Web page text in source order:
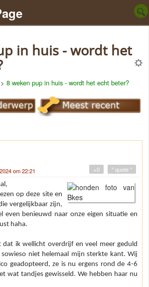
> 8 weken pup in huis - wordt het echt beter?
om 22:21 " quote "
+0
op deze site en
vergelijkbaar zijn,
even benieuwd naar onze eigen situatie en
haha.
dat ik wellicht overdrijf en veel meer geduld
niet helemaal mijn sterkte kant. Wij
geadopteerd, ze is nu ergens rond de 4-6
wat tandjes gewisseld. We hebben haar nu